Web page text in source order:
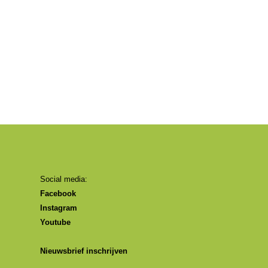
Social media:
Facebook
Instagram
Youtube
Nieuwsbrief inschrijven